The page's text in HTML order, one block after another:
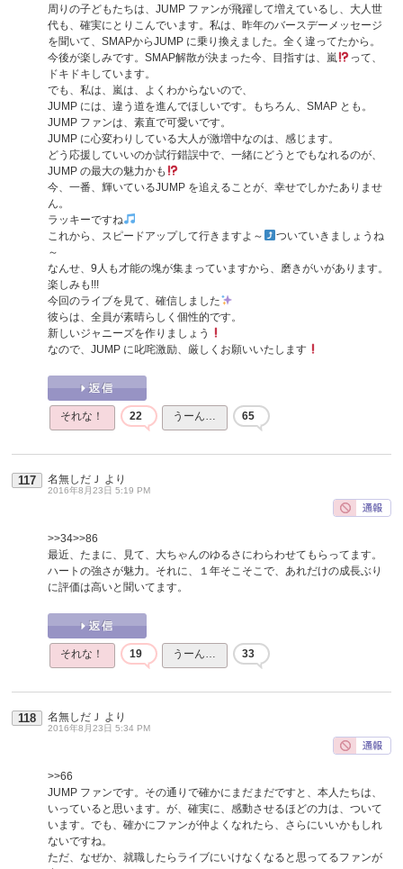
周りの子どもたちは、JUMP ファンが飛躍して増えているし、大人世
代も、確実にとりこんでいます。私は、昨年のバースデーメッセージ
を聞いて、SMAPからJUMP に乗り換えました。全く違ってたから。
今後が楽しみです。SMAP解散が決まった今、目指すは、嵐
って、
ドキドキしています。
でも、私は、嵐は、よくわからないので、
JUMP には、違う道を進んでほしいです。もちろん、SMAP とも。
JUMP ファンは、素直で可愛いです。
JUMP に心変わりしている大人が激増中なのは、感じます。
どう応援していいのか試行錯誤中で、一緒にどうとでもなれるのが、
JUMP の最大の魅力かも
今、一番、輝いているJUMP を追えることが、幸せでしかたありませ
ん。
ラッキーですね
これから、スピードアップして行きますよ～
ついていきましょうね
～
なんせ、9人も才能の塊が集まっていますから、磨きがいがあります。
楽しみも!!!
今回のライブを見て、確信しました
彼らは、全員が素晴らしく個性的です。
新しいジャニーズを作りましょう
なので、JUMP に叱咤激励、厳しくお願いいたします
それな！ 22 うーん… 65
117 名無しだＪ より
2016年8月23日 5:19 PM
>>34>>86
最近、たまに、見て、大ちゃんのゆるさにわらわせてもらってます。
ハートの強さが魅力。それに、１年そこそこで、あれだけの成長ぶり
に評価は高いと聞いてます。
それな！ 19 うーん… 33
118 名無しだＪ より
2016年8月23日 5:34 PM
>>66
JUMP ファンです。その通りで確かにまだまだですと、本人たちは、
いっていると思います。が、確実に、感動させるほどの力は、ついて
います。でも、確かにファンが仲よくなれたら、さらにいいかもしれ
ないですね。
ただ、なぜか、就職したらライブにいけなくなると思ってるファンが